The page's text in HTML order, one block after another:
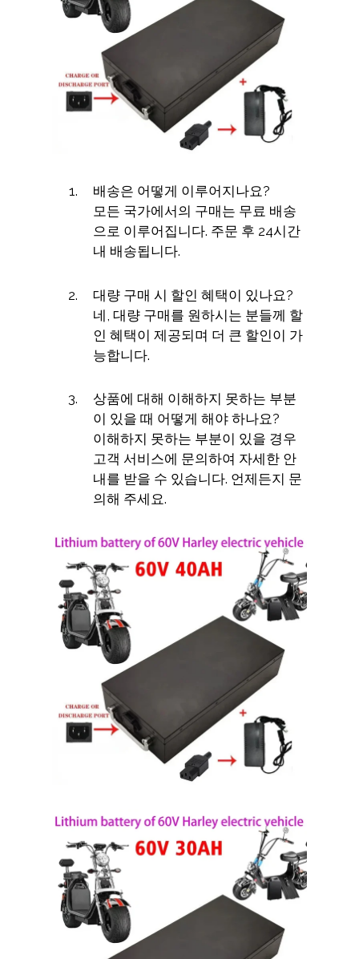
배송은 어떻게 이루어지나요?
모든 국가에서의 구매는 무료 배송
으로 이루어집니다. 주문 후 24시간
내 배송됩니다.
대량 구매 시 할인 혜택이 있나요?
네, 대량 구매를 원하시는 분들께 할
인 혜택이 제공되며 더 큰 할인이 가
능합니다.
상품에 대해 이해하지 못하는 부분
이 있을 때 어떻게 해야 하나요?
이해하지 못하는 부분이 있을 경우
고객 서비스에 문의하여 자세한 안
내를 받을 수 있습니다. 언제든지 문
의해 주세요.